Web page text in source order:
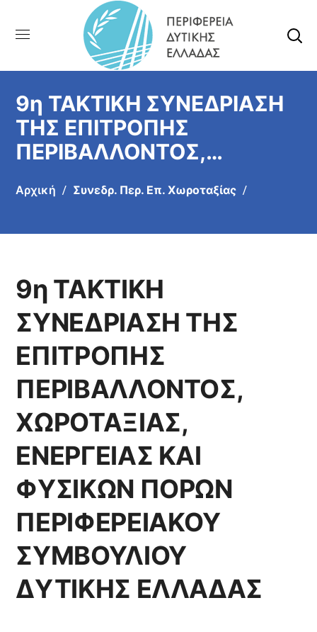
9η ΤΑΚΤΙΚΗ ΣΥΝΕΔΡΙΑΣΗ
ΤΗΣ ΕΠΙΤΡΟΠΗΣ
ΠΕΡΙΒΑΛΛΟΝΤΟΣ,
ΚΑΙ ΦΥΣΙΚΩΝ ΠΟΡΩΝ
Αρχική Συνεδρ. Περ. Επ. Χωροταξίας
9η ΤΑΚΤΙΚΗ
ΣΥΝΕΔΡΙΑΣΗ ΤΗΣ
ΕΠΙΤΡΟΠΗΣ
ΠΕΡΙΒΑΛΛΟΝΤΟΣ,
ΧΩΡΟΤΑΞΙΑΣ,
ΕΝΕΡΓΕΙΑΣ ΚΑΙ
ΦΥΣΙΚΩΝ ΠΟΡΩΝ
ΠΕΡΙΦΕΡΕΙΑΚΟΥ
ΣΥΜΒΟΥΛΙΟΥ
ΔΥΤΙΚΗΣ ΕΛΛΑΔΑΣ